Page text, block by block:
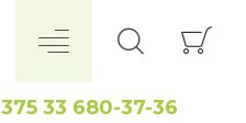
33 680-37-36